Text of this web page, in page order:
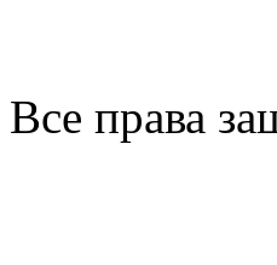
Все права